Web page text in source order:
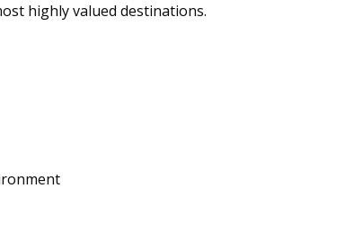
highly valued destinations.